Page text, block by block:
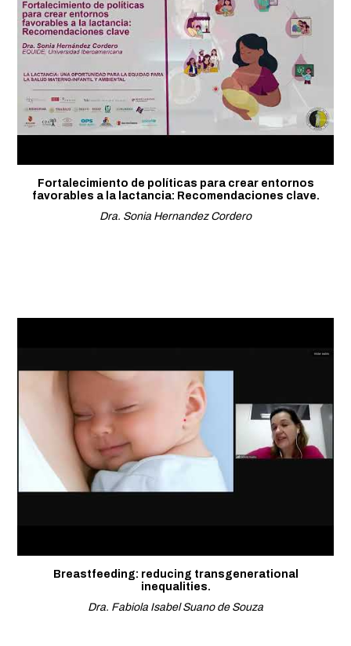
Fortalecimiento de políticas para crear entornos
favorables a la lactancia: Recomendaciones clave.
Dra. Sonia Hernandez Cordero
Breastfeeding: reducing transgenerational
inequalities.
Dra. Fabiola Isabel Suano de Souza